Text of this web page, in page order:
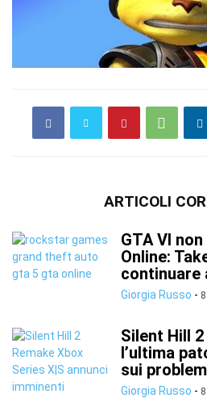
ARTICOLI
GTA VI
Online:
continuare
Giorgia Russo -
Silent Hill
l’ultima
sui
Giorgia Russo -